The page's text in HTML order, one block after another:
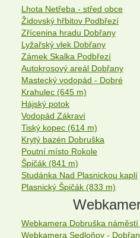
Lhota Netřeba - střed obce
Židovský hřbitov Podbřezí
Zřícenina hradu Dobřany
Lyžařský vlek Dobřany
Zámek Skalka Podbřezí
Autokrosový areál Dobřany
Mastecký vodopád - Dobré
Krahulec (645 m)
Hájský potok
Vodopád Zákraví
Tiský kopec (614 m)
Krytý bazén Dobruška
Poutní místo Rokole
Špičák (841 m)
Studánka Nad Plasnickou kaplí
Plasnický Špičák (833 m)